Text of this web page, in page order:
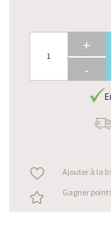
+
-
Ajouter à la
Gagner